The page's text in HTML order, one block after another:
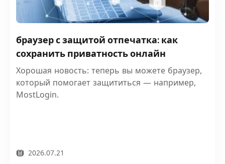
браузер с защитой отпечатка: как
сохранить приватность онлайн
Хорошая новость: теперь вы можете браузер,
который помогает защититься — например,
MostLogin.
2026.07.21